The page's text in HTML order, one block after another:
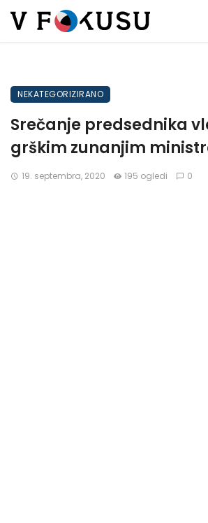
NEKATEGORIZIRANO
Srečanje predsednika
grškim zunanjim
19. septembra, 2020 195 ogledi 0